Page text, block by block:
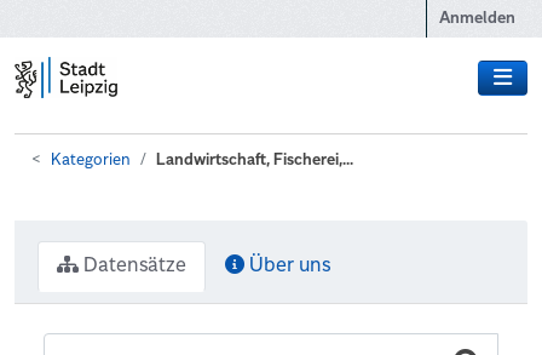
Anmelden
Kategorien Landwirtschaft, Fischerei,...
Datensätze Über uns